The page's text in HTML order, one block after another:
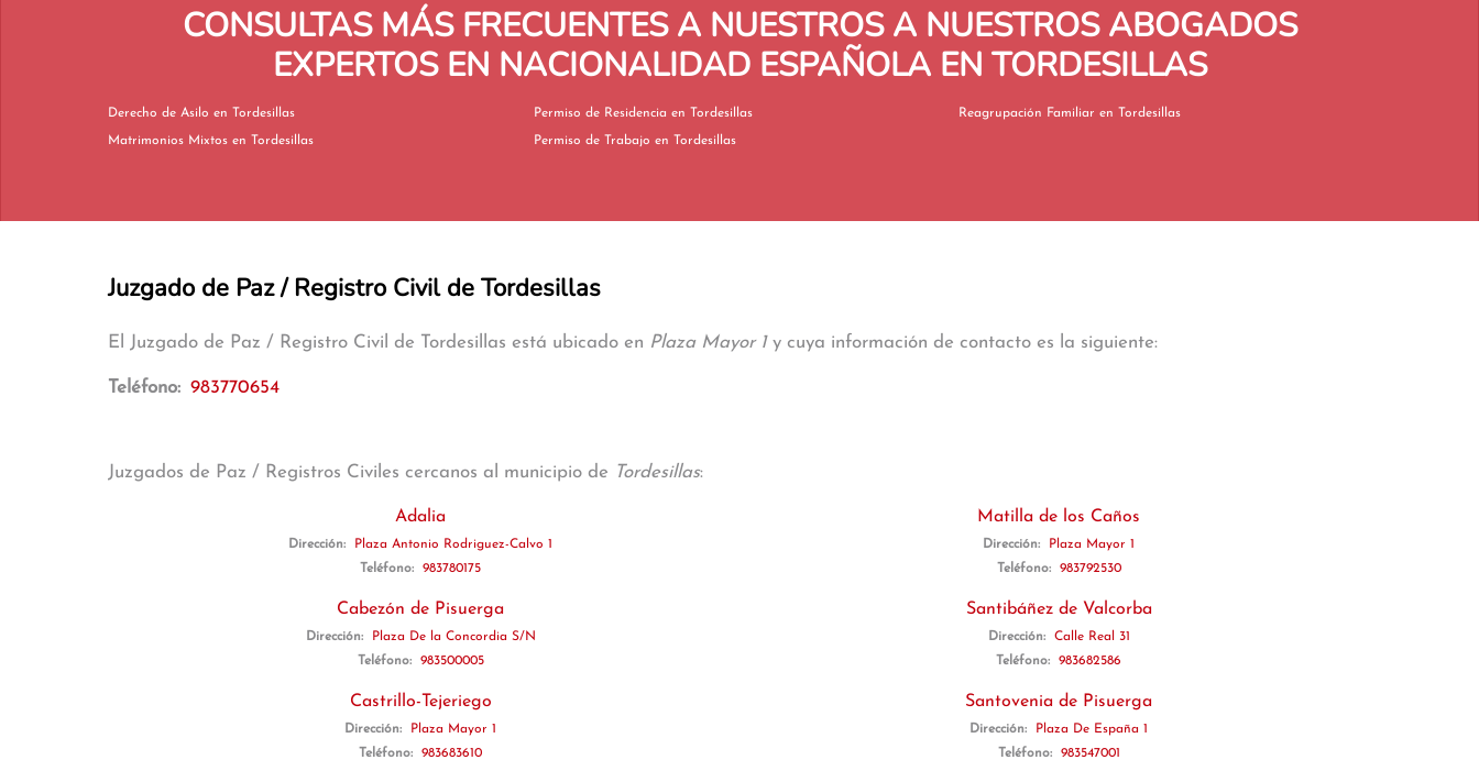
CONSULTAS MÁS FRECUENTES A NUESTROS A NUESTROS ABOGADOS
EXPERTOS EN NACIONALIDAD ESPAÑOLA EN TORDESILLAS
Derecho de Asilo en Tordesillas
Matrimonios Mixtos en Tordesillas
Permiso de Residencia en Tordesillas
Permiso de Trabajo en Tordesillas
Reagrupación Familiar en Tordesillas
Juzgado de Paz / Registro Civil de Tordesillas
El Juzgado de Paz / Registro Civil de Tordesillas está ubicado en Plaza Mayor 1y cuya información de contacto es la siguiente:
Teléfono: 983770654
Juzgados de Paz / Registros Civiles cercanos al municipio de Tordesillas:
Adalia
Dirección:
Plaza Antonio Rodriguez-Calvo 1
Teléfono:
983780175
Cabezón de Pisuerga
Dirección:
Plaza De la Concordia S/N
Teléfono:
983500005
Castrillo-Tejeriego
Dirección:
Plaza Mayor 1
Teléfono:
983683610
Matilla de los Caños
Dirección:
Plaza Mayor 1
Teléfono:
983792530
Santibáñez de Valcorba
Dirección:
Calle Real 31
Teléfono:
983682586
Santovenia de Pisuerga
Dirección:
Plaza De España 1
Teléfono:
983547001